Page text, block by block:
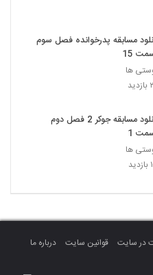
مسابقه پدرخوانده فصل سوم
15
ها
دانلود مسابقه جوکر 2 فصل دوم
1
ها
در سایت قوانین سایت
درباره ما